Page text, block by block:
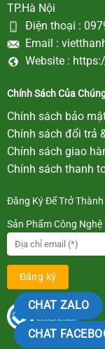
TP.Hà Nội
Điện thoại :
Email :
Website :
Chính Sách Của
Chính sách bảo
Chính sách đổi trả
Chính sách giao
Chính sách thanh
Đăng Ký Để Trở
Sản Phẩm Công
CHAT ZALO
CHAT